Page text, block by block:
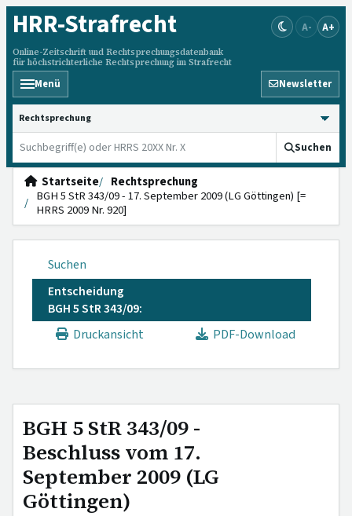
HRR-Strafrecht
Online-Zeitschrift und Rechtsprechungsdatenbank
für höchstrichterliche Rechtsprechung im Strafrecht
A- A+
Menü Newsletter
HRRS durchsuchen
Suchen
Startseite
Rechtsprechung
BGH 5 StR 343/09 - 17. September 2009 (LG Göttingen) [=
HRRS 2009 Nr. 920]
Suchen
Entscheidung
BGH 5 StR 343/09:
Druckansicht
PDF-Download
BGH 5 StR 343/09 -
Beschluss vom 17.
September 2009 (LG
Göttingen)